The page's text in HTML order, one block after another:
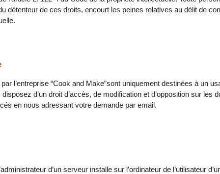
détenteur de ces droits, encourt les peines relatives au délit de
l’entreprise “Cook and Make”sont uniquement destinées à un
d’un droit d’accès, de modification et d’opposition sur
en nous adressant votre demande par email.
d’un serveur installe sur l’ordinateur de l’utilisateur